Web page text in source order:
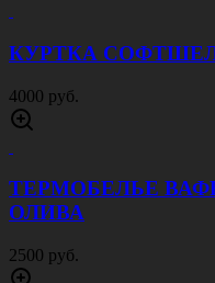
КУРТКА
4000 руб.
ТЕРМОБЕЛЬЕ
ОЛИВА
2500 руб.